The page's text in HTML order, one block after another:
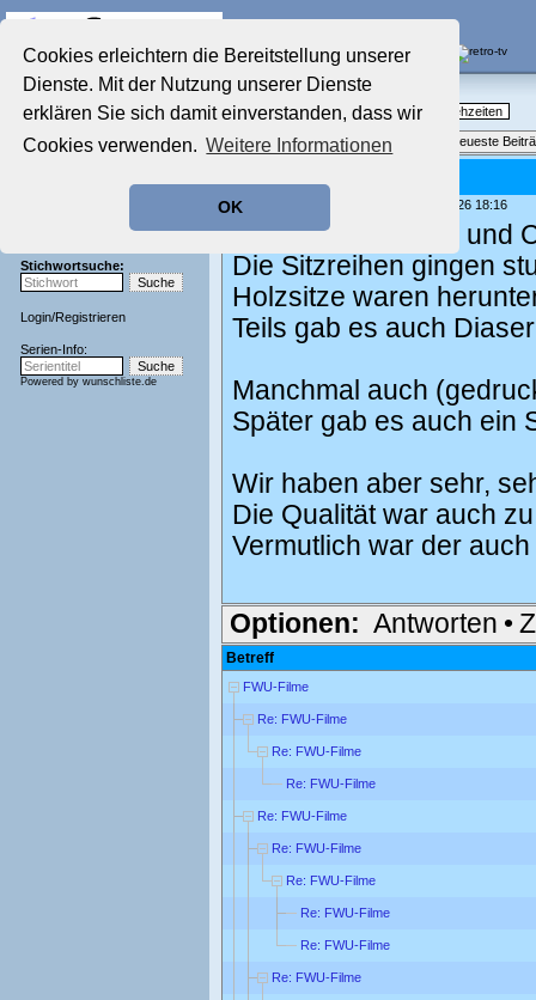
Cookies erleichtern die Bereitstellung unserer
Dienste. Mit der Nutzung unserer Dienste
erklären Sie sich damit einverstanden, dass wir
Cookies verwenden. Weitere Informationen
OK
Startseite
Aktuelles Forum
Film-Forum
Zeichentrick-Forum
Stichwortsuche:
Login/Registrieren
Serien-Info:
Powered by wunschliste.de
Nostalgieecke
TV-Erinnerungen an gute, alte Fernsehzeiten
Themenübersicht • Neues Thema Neueste
geschrieben von: , 07.04.26 18:16
Bei uns im Physik- und
Die Sitzreihen gingen
Holzsitze waren
Teils gab es auch
Manchmal auch
Später gab es auch ein
Wir haben aber sehr,
Die Qualität war auch
Vermutlich war der
Optionen: Antworten •
Betreff
FWU-Filme
Re: FWU-Filme
Re: FWU-Filme
Re: FWU-Filme
Re: FWU-Filme
Re: FWU-Filme
Re: FWU-Filme
Re: FWU-Filme
Re: FWU-Filme
Re: FWU-Filme